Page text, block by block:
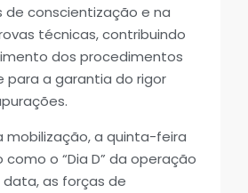
de conscientização e na
técnicas, contribuindo
dos procedimentos
para a garantia do rigor
mobilização, a quinta-feira
o “Dia D” da operação
data, as forças de